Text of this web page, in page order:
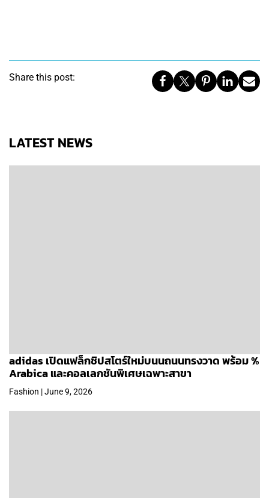
Share this post:
LATEST NEWS
adidas เปิดแฟล็กชิปสโตร์ใหม่บนนถนนทรงวาด พร้อม %
Arabica และคอลเลกชันพิเศษเฉพาะสาขา
Fashion | June 9, 2026